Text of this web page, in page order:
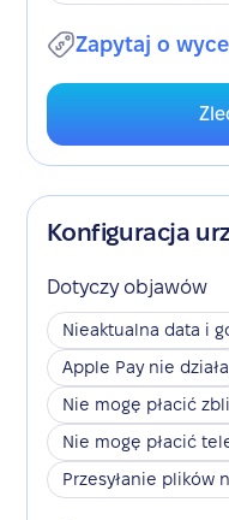
Zapytaj o
Konfiguracja
Dotyczy objawów
Nieaktualna data i
Apple Pay nie działa
Nie mogę płacić
Nie mogę płacić
Przesyłanie plików